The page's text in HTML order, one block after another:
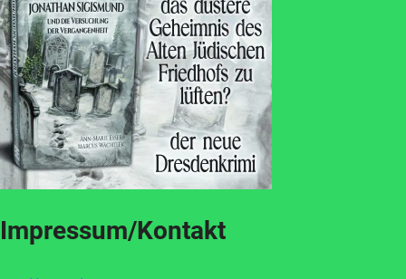
Impressum/Kontakt